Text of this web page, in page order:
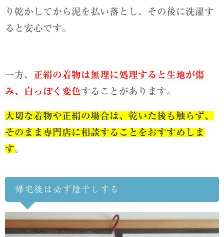
り乾かしてから泥を払い落とし、その後に洗濯す
ると安心です。
一方、
正絹の着物は無理に処理すると生地が傷
み、白っぽく変色することがあります。
大切な着物や正絹の場合は、乾いた後も触らず、
そのまま専門店に相談することをおすすめしま
す。
帰宅後は必ず陰干しする